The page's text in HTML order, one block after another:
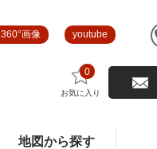
360°画像 youtube
0
お気に入り
地図から探す